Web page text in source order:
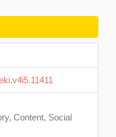
Content, Social